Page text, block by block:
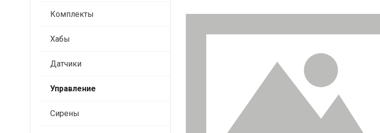
Комплекты
Хабы
Датчики
Управление
Сирены